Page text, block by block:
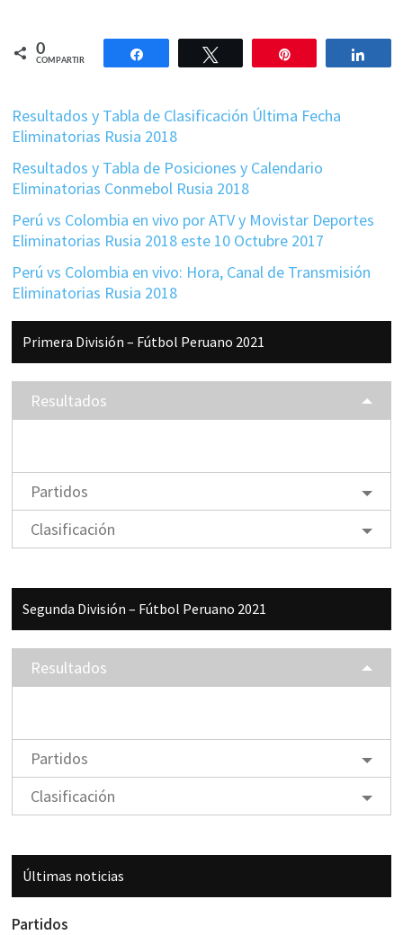
0
COMPARTIR
Compartir
Resultados y Tabla de Clasificación Última Fecha
Eliminatorias Rusia 2018
Resultados y Tabla de Posiciones y Calendario
Eliminatorias Conmebol Rusia 2018
Perú vs Colombia en vivo por ATV y Movistar Deportes
Eliminatorias Rusia 2018 este 10 Octubre 2017
Perú vs Colombia en vivo: Hora, Canal de Transmisión
Eliminatorias Rusia 2018
Barra
lateral
principal
Primera División – Fútbol Peruano 2021
Resultados
Partidos
Clasificación
Segunda División – Fútbol Peruano 2021
Resultados
Partidos
Clasificación
Últimas noticias
Partidos